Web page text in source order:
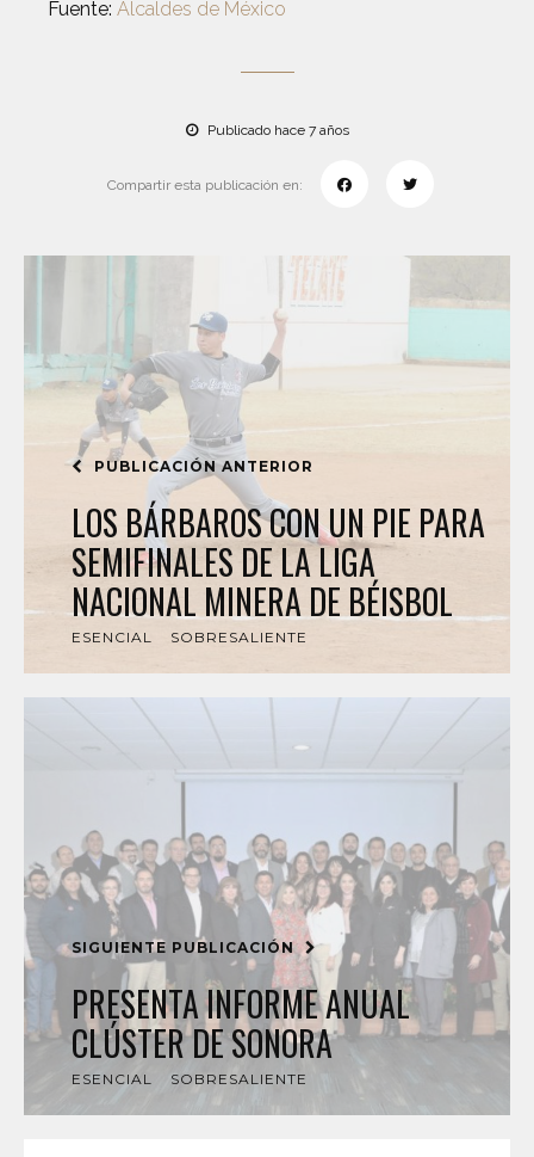
Fuente: Alcaldes de México
Publicado hace 7 años
Compartir esta publicación en:
PUBLICACIÓN ANTERIOR
LOS BÁRBAROS CON UN PIE PARA
SEMIFINALES DE LA LIGA
NACIONAL MINERA DE BÉISBOL
ESENCIAL SOBRESALIENTE
SIGUIENTE PUBLICACIÓN
PRESENTA INFORME ANUAL
CLÚSTER DE SONORA
ESENCIAL SOBRESALIENTE